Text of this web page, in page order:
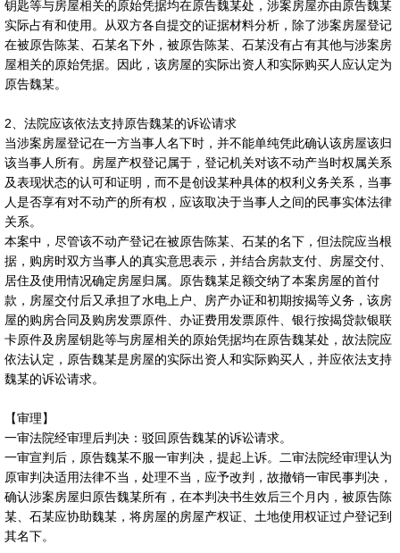
钥匙等与房屋相关的原始凭据均在原告魏某处，涉案房屋亦由原告魏某
实际占有和使用。从双方各自提交的证据材料分析，除了涉案房屋登记
在被原告陈某、石某名下外，被原告陈某、石某没有占有其他与涉案房
屋相关的原始凭据。因此，该房屋的实际出资人和实际购买人应认定为
原告魏某。
2、法院应该依法支持原告魏某的诉讼请求
当涉案房屋登记在一方当事人名下时，并不能单纯凭此确认该房屋该归
该当事人所有。房屋产权登记属于，登记机关对该不动产当时权属关系
及表现状态的认可和证明，而不是创设某种具体的权利义务关系，当事
人是否享有对不动产的所有权，应该取决于当事人之间的民事实体法律
关系。
本案中，尽管该不动产登记在被原告陈某、石某的名下，但法院应当根
据，购房时双方当事人的真实意思表示，并结合房款支付、房屋交付、
居住及使用情况确定房屋归属。原告魏某足额交纳了本案房屋的首付
款，房屋交付后又承担了水电上户、房产办证和初期按揭等义务，该房
屋的购房合同及购房发票原件、办证费用发票原件、银行按揭贷款银联
卡原件及房屋钥匙等与房屋相关的原始凭据均在原告魏某处，故法院应
依法认定，原告魏某是房屋的实际出资人和实际购买人，并应依法支持
魏某的诉讼请求。
【审理】
一审法院经审理后判决：驳回原告魏某的诉讼请求。
一审宣判后，原告魏某不服一审判决，提起上诉。二审法院经审理认为
原审判决适用法律不当，处理不当，应予改判，故撤销一审民事判决，
确认涉案房屋归原告魏某所有，在本判决书生效后三个月内，被原告陈
某、石某应协助魏某，将房屋的房屋产权证、土地使用权证过户登记到
其名下。